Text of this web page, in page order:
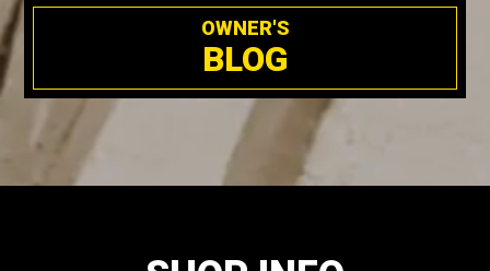
OWNER'S
BLOG